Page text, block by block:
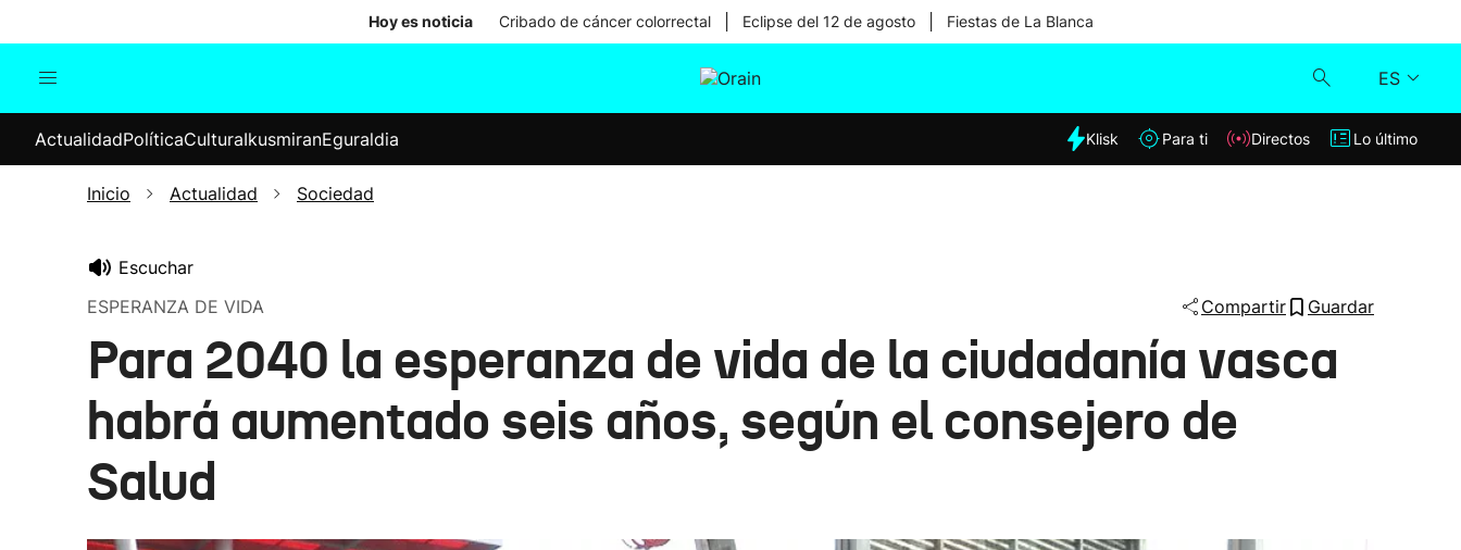
Hoy es noticia Cribado de cáncer colorrectal Eclipse del 12 de agosto Fiestas de La Blanca
ES
Internacional
Elecciones
Klisk
Lo último
ActualidadPolíticaCulturaIkusmiranEguraldia Klisk Para ti Directos Lo último
Inicio Actualidad Sociedad
Escuchar
ESPERANZA DE VIDA
Compartir Guardar
Para 2040 la esperanza de vida de la ciudadanía vasca
habrá aumentado seis años, según el consejero de
Salud